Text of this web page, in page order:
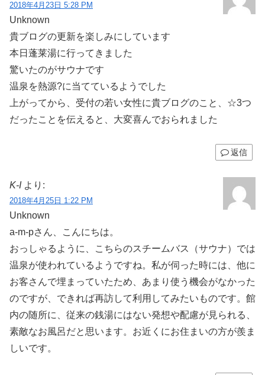
2018年4月23日 5:28 PM
Unknown
貴ブログの更新を楽しみにしています
本日蓬莱湯に行ってきました
驚いたのがサウナです
温泉を熱源?に当てているようでした
上がってから、受付の若い女性に貴ブログのこと、☆3つ
だったことを伝えると、大変喜んでおられました
返信
K-I より:
2018年4月25日 1:22 PM
Unknown
a-m-pさん、こんにちは。
おっしゃるように、こちらのスチームバス（サウナ）では
温泉が使われているようですね。私が伺った時には、他に
お客さんで埋まっていたため、あまり使う機会がなかった
のですが、できれば再訪して利用してみたいものです。館
内の随所に、従来の銭湯にはない発想や配慮が見られる、
素敵なお風呂だと思います。お近くにお住まいの方が羨ま
しいです。